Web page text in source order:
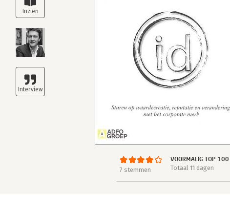
7 stemmen
VOORMALIG TOP 100
Totaal 11 dagen